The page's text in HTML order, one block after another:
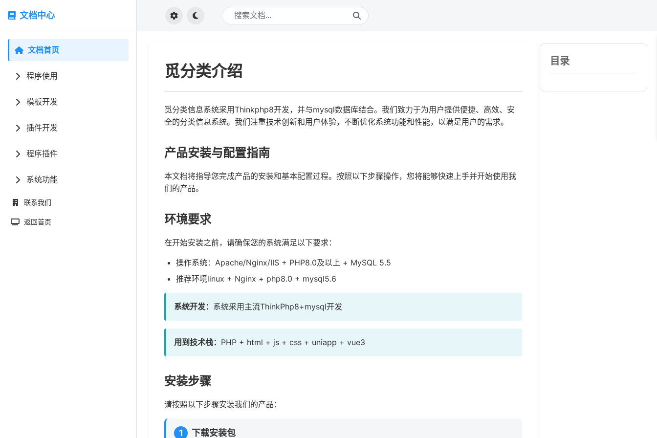
文档中心
文档首页
程序使用
模板开发
插件开发
程序插件
系统功能
联系我们
返回首页
觅分类介绍
觅分类信息系统采用Thinkphp8开发，并与mysql数据库结合。我们致力于为用户提供便捷、高效、安
全的分类信息系统。我们注重技术创新和用户体验，不断优化系统功能和性能，以满足用户的需求。
产品安装与配置指南
本文档将指导您完成产品的安装和基本配置过程。按照以下步骤操作，您将能够快速上手并开始使用我
们的产品。
环境要求
在开始安装之前，请确保您的系统满足以下要求：
操作系统：Apache/Nginx/IIS + PHP8.0及以上 + MySQL 5.5
推荐环境linux + Nginx + php8.0 + mysql5.6
系统开发： 系统采用主流ThinkPhp8+mysql开发
用到技术栈： PHP + html + js + css + uniapp + vue3
安装步骤
请按照以下步骤安装我们的产品：
1 下载安装包
目录